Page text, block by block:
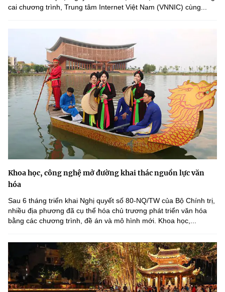
cai chương trình, Trung tâm Internet Việt Nam (VNNIC) cùng...
Khoa học, công nghệ mở đường khai thác nguồn lực văn
hóa
Sau 6 tháng triển khai Nghị quyết số 80-NQ/TW của Bộ Chính trị,
nhiều địa phương đã cụ thể hóa chủ trương phát triển văn hóa
bằng các chương trình, đề án và mô hình mới. Khoa học,...